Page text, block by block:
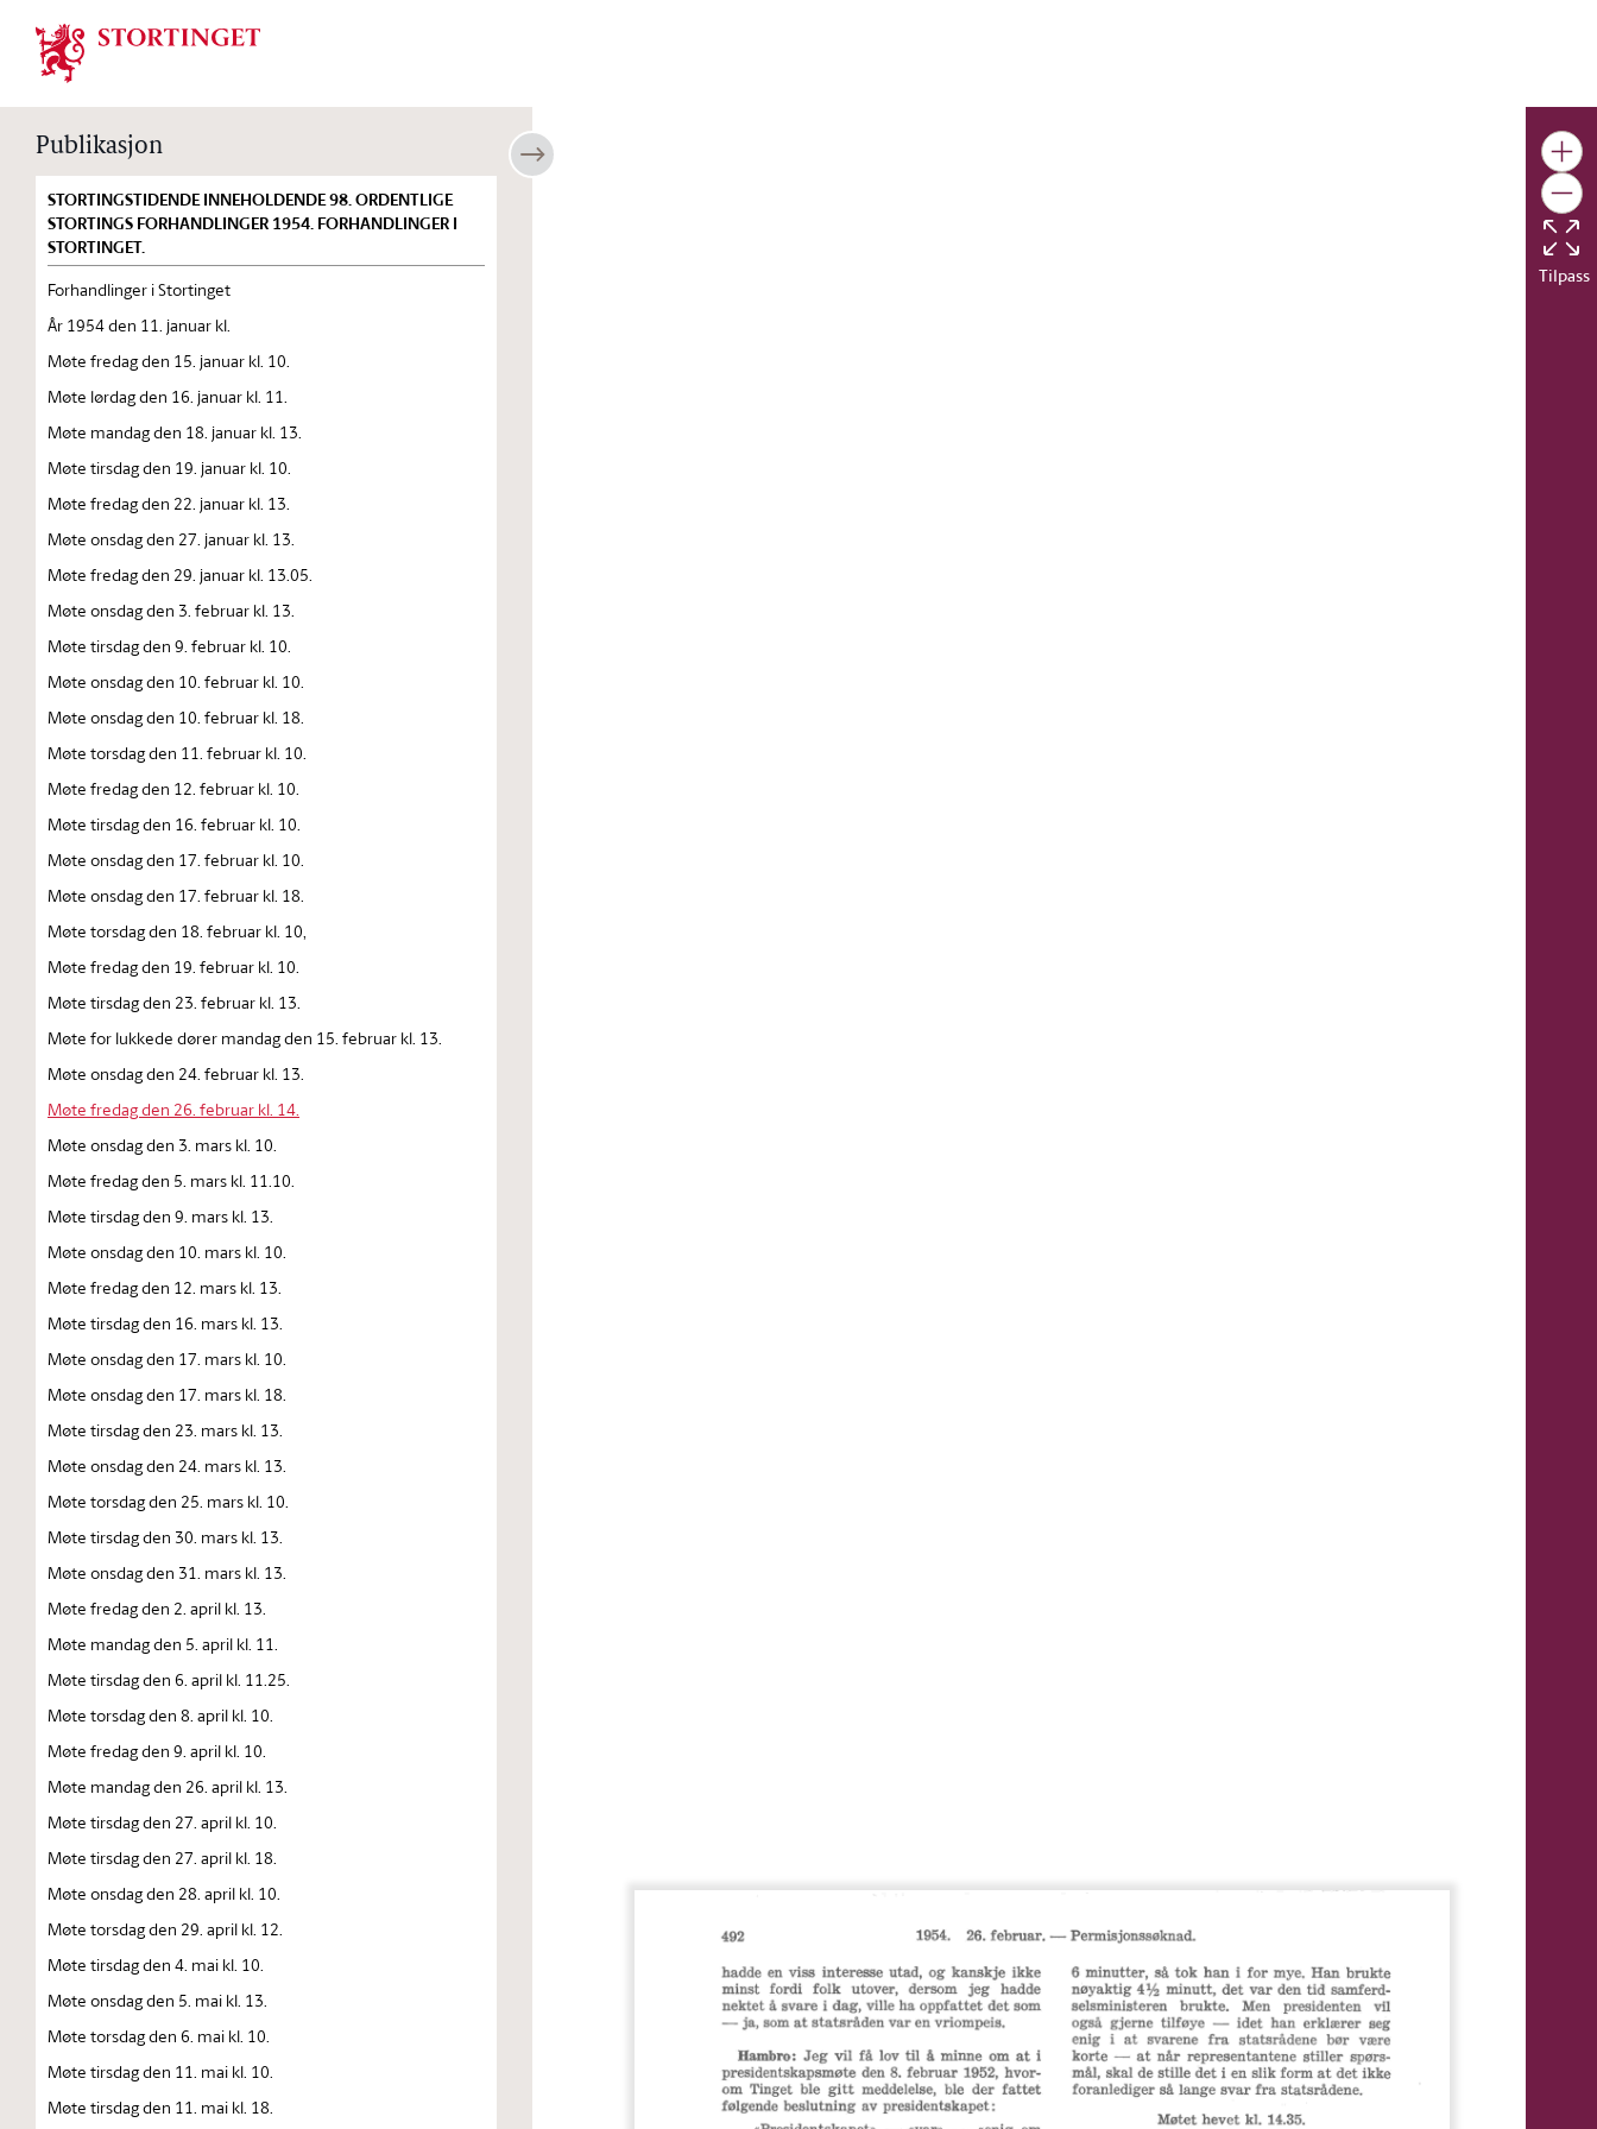
Stortinget.no
Publikasjon
STORTINGSTIDENDE INNEHOLDENDE 98. ORDENTLIGE
STORTINGS FORHANDLINGER 1954. FORHANDLINGER I
STORTINGET.
Forhandlinger i Stortinget
År 1954 den 11. januar kl.
Møte fredag den 15. januar kl. 10.
Møte lørdag den 16. januar kl. 11.
Møte mandag den 18. januar kl. 13.
Møte tirsdag den 19. januar kl. 10.
Møte fredag den 22. januar kl. 13.
Møte onsdag den 27. januar kl. 13.
Møte fredag den 29. januar kl. 13.05.
Møte onsdag den 3. februar kl. 13.
Møte tirsdag den 9. februar kl. 10.
Møte onsdag den 10. februar kl. 10.
Møte onsdag den 10. februar kl. 18.
Møte torsdag den 11. februar kl. 10.
Møte fredag den 12. februar kl. 10.
Møte tirsdag den 16. februar kl. 10.
Møte onsdag den 17. februar kl. 10.
Møte onsdag den 17. februar kl. 18.
Møte torsdag den 18. februar kl. 10,
Møte fredag den 19. februar kl. 10.
Møte tirsdag den 23. februar kl. 13.
Møte for lukkede dører mandag den 15. februar kl. 13.
Møte onsdag den 24. februar kl. 13.
Møte fredag den 26. februar kl. 14.
Møte onsdag den 3. mars kl. 10.
Møte fredag den 5. mars kl. 11.10.
Møte tirsdag den 9. mars kl. 13.
Møte onsdag den 10. mars kl. 10.
Møte fredag den 12. mars kl. 13.
Møte tirsdag den 16. mars kl. 13.
Møte onsdag den 17. mars kl. 10.
Møte onsdag den 17. mars kl. 18.
Møte tirsdag den 23. mars kl. 13.
Møte onsdag den 24. mars kl. 13.
Møte torsdag den 25. mars kl. 10.
Møte tirsdag den 30. mars kl. 13.
Møte onsdag den 31. mars kl. 13.
Møte fredag den 2. april kl. 13.
Møte mandag den 5. april kl. 11.
Møte tirsdag den 6. april kl. 11.25.
Møte torsdag den 8. april kl. 10.
Møte fredag den 9. april kl. 10.
Møte mandag den 26. april kl. 13.
Møte tirsdag den 27. april kl. 10.
Møte tirsdag den 27. april kl. 18.
Møte onsdag den 28. april kl. 10.
Møte torsdag den 29. april kl. 12.
Møte tirsdag den 4. mai kl. 10.
Møte onsdag den 5. mai kl. 13.
Møte torsdag den 6. mai kl. 10.
Møte tirsdag den 11. mai kl. 10.
Møte tirsdag den 11. mai kl. 18.